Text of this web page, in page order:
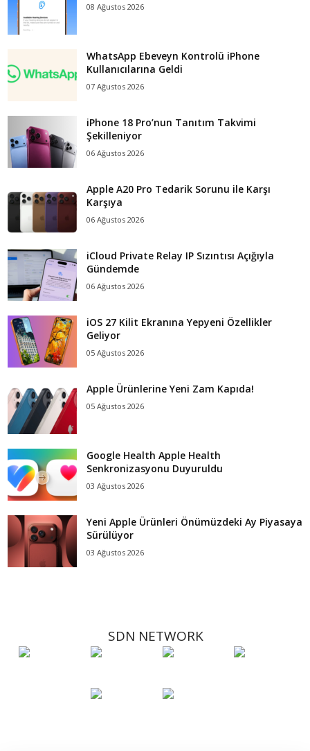
08 Ağustos 2026
WhatsApp Ebeveyn Kontrolü iPhone
Kullanıcılarına Geldi
07 Ağustos 2026
iPhone 18 Pro’nun Tanıtım Takvimi
Şekilleniyor
06 Ağustos 2026
Apple A20 Pro Tedarik Sorunu ile Karşı
Karşıya
06 Ağustos 2026
iCloud Private Relay IP Sızıntısı Açığıyla
Gündemde
06 Ağustos 2026
iOS 27 Kilit Ekranına Yepyeni Özellikler
Geliyor
05 Ağustos 2026
Apple Ürünlerine Yeni Zam Kapıda!
05 Ağustos 2026
Google Health Apple Health
Senkronizasyonu Duyuruldu
03 Ağustos 2026
Yeni Apple Ürünleri Önümüzdeki Ay Piyasaya
Sürülüyor
03 Ağustos 2026
SDN NETWORK